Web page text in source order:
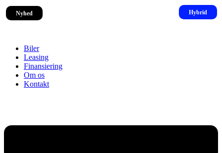
Biler
Leasing
Finansiering
Om os
Kontakt
Nyhed